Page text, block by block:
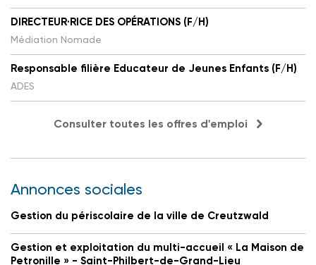
DIRECTEUR·RICE DES OPÉRATIONS (F/H)
Médiation Nomade
Responsable filière Educateur de Jeunes Enfants (F/H)
ADES
Consulter toutes les offres d'emploi
Annonces sociales
Gestion du périscolaire de la ville de Creutzwald
Gestion et exploitation du multi-accueil « La Maison de
Petronille » - Saint-Philbert-de-Grand-Lieu